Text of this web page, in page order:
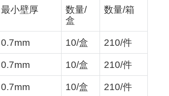
最小壁厚 数量/
盒
数量/箱
0.7mm 10/盒 210/件
0.7mm 10/盒 210/件
0.7mm 10/盒 210/件